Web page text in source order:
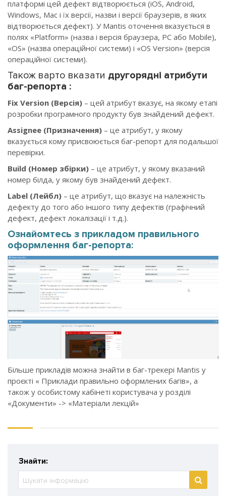
платформі цей дефект відтворюється (iOS, Android,
Windows, Mac і їх версії, назви і версії браузерів, в яких
відтворюється дефект). У Mantis оточення вказується в
полях «Platform» (назва і версія браузера, PC або Mobile),
«OS» (назва операційної системи) і «OS Version» (версія
операційної системи).
Також варто вказати другорядні атрибути
баг-репорта :
Fix Version (Версія) – цей атрибут вказує, на якому етапі
розробки програмного продукту був знайдений дефект.
Assignee (Призначення) – це атрибут, у якому
вказується кому присвоюється баг-репорт для подальшої
перевірки.
Build (Номер збірки) – це атрибут, у якому вказаний
номер білда, у якому був знайдений дефект.
Label (Лейбл) – це атрибут, що вказує на належність
дефекту до того або іншого типу дефектів (графічний
дефект, дефект локалізації і т.д.).
Ознайомтесь з прикладом правильного
оформлення баг-репорта:
Більше прикладів можна знайти в баг-трекері Mantis у
проєкті « Приклади правильно оформлених багів», а
також у особистому кабінеті користувача у розділі
«Документи» -> «Матеріали лекцій»
Знайти: